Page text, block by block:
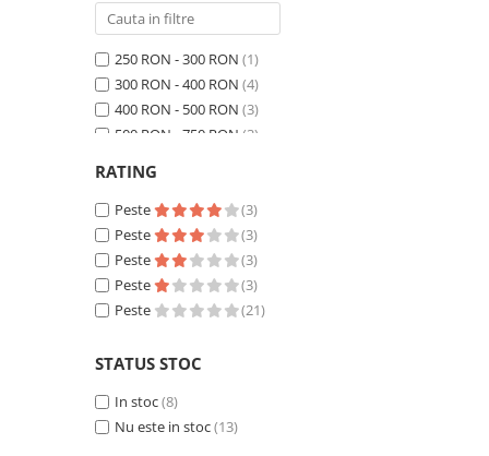
250 RON - 300 RON (1)
300 RON - 400 RON (4)
400 RON - 500 RON (3)
500 RON - 750 RON (3)
Peste 1000 RON
RATING
Peste
(3)
Peste
(3)
Peste
(3)
Peste
(3)
Peste
(21)
STATUS STOC
In stoc(8)
Nu este in stoc(13)